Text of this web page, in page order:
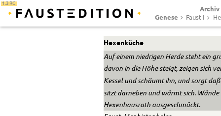
1.3 RC
Archiv
Genese
Faust I
Hexenküche
Auf einem niedrigen Herde steht ein
davon in die Höhe steigt, zeigen sich
Kessel und schäumt ihn, und sorgt
sitzt darneben und wärmt sich.
Hexenhausrath ausgeschmückt.